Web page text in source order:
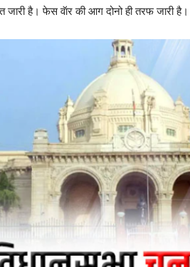
जारी है। फेस वॅार की आग दोनो ही तरफ जारी है।